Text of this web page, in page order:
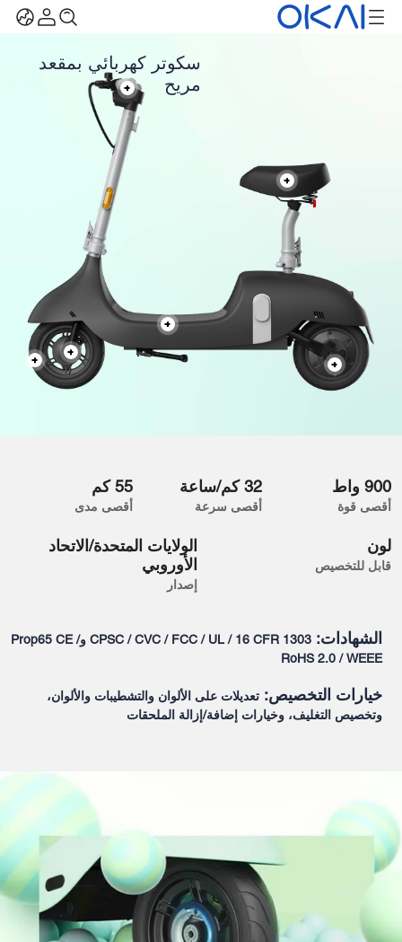
سكوتر كهربائي بمقعد
مريح
900 واط
أقصى قوة
32 كم/ساعة
أقصى سرعة
55 كم
أقصى مدى
لون
قابل للتخصيص
الولايات المتحدة/الاتحاد
الأوروبي
إصدار
الشهادات:
CPSC / CVC / FCC / UL / 16 CFR 1303 وProp65 CE /
RoHS 2.0 / WEEE
خيارات التخصيص: تعديلات على الألوان والتشطيبات والألوان،
وتخصيص التغليف، وخيارات إضافة/إزالة الملحقات